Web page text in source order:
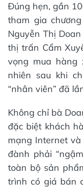
Đúng hẹn, gần
tham gia
Nguyễn Thị
thị trấn Cẩm
vọng mua hàng
nhiên sau khi
“nhân viên” đã
Không chỉ bà
đặc biệt khách
mạng Internet
đành phải
toàn bộ sản
trình có giá bán